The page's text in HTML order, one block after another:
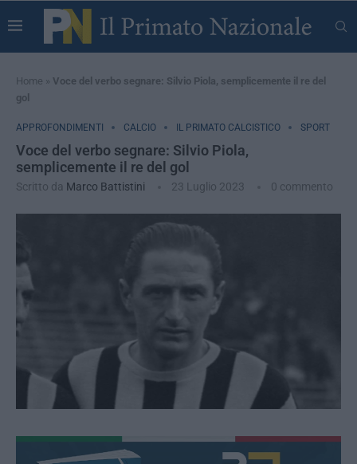
Home » Voce del verbo segnare: Silvio Piola, semplicemente il re del
gol
APPROFONDIMENTI CALCIO IL PRIMATO CALCISTICO SPORT
Voce del verbo segnare: Silvio Piola,
semplicemente il re del gol
Scritto da Marco Battistini 23 Luglio 2023 0 commento